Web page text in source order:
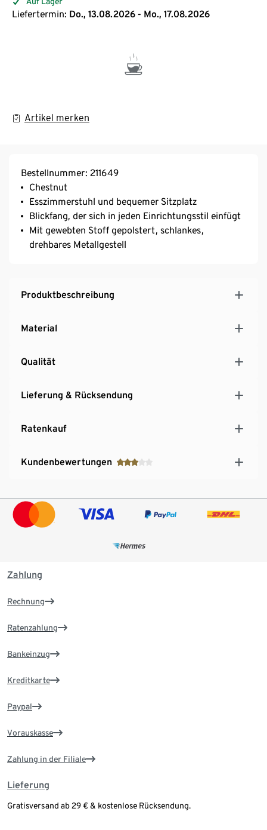
Liefertermin: Do., 13.08.2026 - Mo., 17.08.2026
Artikel merken
Bestellnummer: 211649
Chestnut
Esszimmerstuhl und bequemer Sitzplatz
Blickfang, der sich in jeden Einrichtungsstil einfügt
Mit gewebten Stoff gepolstert, schlankes,
drehbares Metallgestell
Produktbeschreibung
Material
Qualität
Lieferung & Rücksendung
Ratenkauf
Kundenbewertungen
Zahlung
Rechnung
Ratenzahlung
Bankeinzug
Kreditkarte
Paypal
Vorauskasse
Zahlung in der Filiale
Lieferung
Gratisversand ab 29 € & kostenlose Rücksendung.